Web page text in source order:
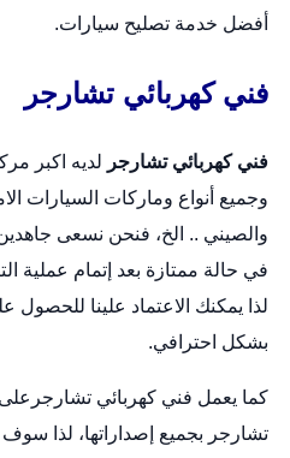
أفضل خدمة تصليح سيارات.
فني كهربائي تشارجر
فني كهربائي تشارجر لديه اكبر
وجميع أنواع وماركات السيارات
والصيني .. الخ، فنحن نسعى
في حالة ممتازة بعد إتمام عملية
لذا يمكنك الاعتماد علينا
بشكل احترافي.
كما يعمل فني كهربائي
تشارجر بجميع إصداراتها، لذا